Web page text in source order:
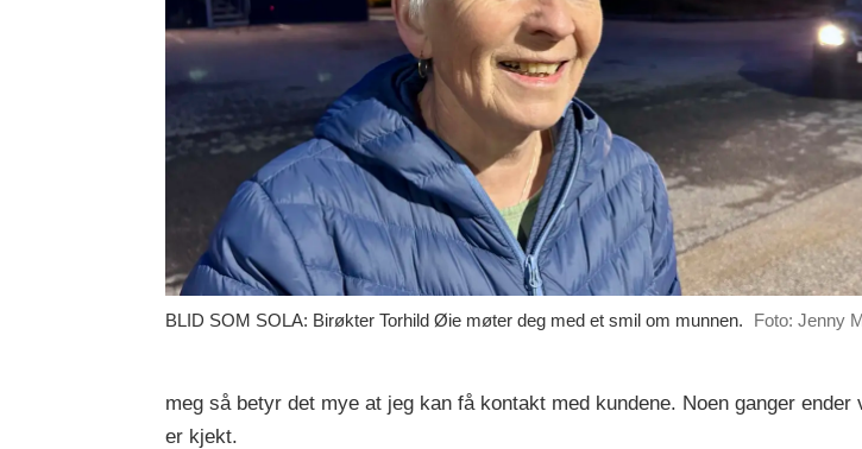
BLID SOM SOLA: Birøkter Torhild Øie møter deg med et smil om munnen. Foto: Jenny
meg så betyr det mye at jeg kan få kontakt med kundene. Noen ganger
er kjekt.